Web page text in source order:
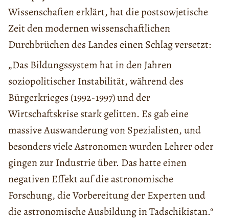
Wissenschaften erklärt, hat die postsowjetische
Zeit den modernen wissenschaftlichen
Durchbrüchen des Landes einen Schlag versetzt:
„Das Bildungssystem hat in den Jahren
soziopolitischer Instabilität, während des
Bürgerkrieges (1992-1997) und der
Wirtschaftskrise stark gelitten. Es gab eine
massive Auswanderung von Spezialisten, und
besonders viele Astronomen wurden Lehrer oder
gingen zur Industrie über. Das hatte einen
negativen Effekt auf die astronomische
Forschung, die Vorbereitung der Experten und
die astronomische Ausbildung in Tadschikistan.“